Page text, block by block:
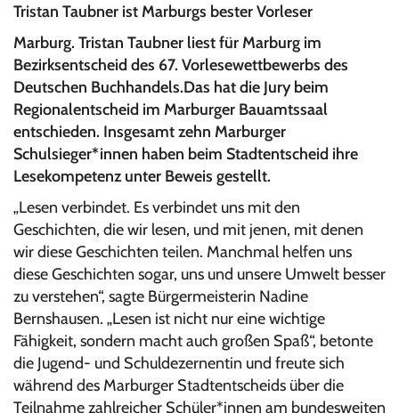
Tristan Taubner ist Marburgs bester Vorleser
Marburg. Tristan Taubner liest für Marburg im
Bezirksentscheid des 67. Vorlesewettbewerbs des
Deutschen Buchhandels.Das hat die Jury beim
Regionalentscheid im Marburger Bauamtssaal
entschieden. Insgesamt zehn Marburger
Schulsieger*innen haben beim Stadtentscheid ihre
Lesekompetenz unter Beweis gestellt.
„Lesen verbindet. Es verbindet uns mit den
Geschichten, die wir lesen, und mit jenen, mit denen
wir diese Geschichten teilen. Manchmal helfen uns
diese Geschichten sogar, uns und unsere Umwelt besser
zu verstehen“, sagte Bürgermeisterin Nadine
Bernshausen. „Lesen ist nicht nur eine wichtige
Fähigkeit, sondern macht auch großen Spaß“, betonte
die Jugend- und Schuldezernentin und freute sich
während des Marburger Stadtentscheids über die
Teilnahme zahlreicher Schüler*innen am bundesweiten